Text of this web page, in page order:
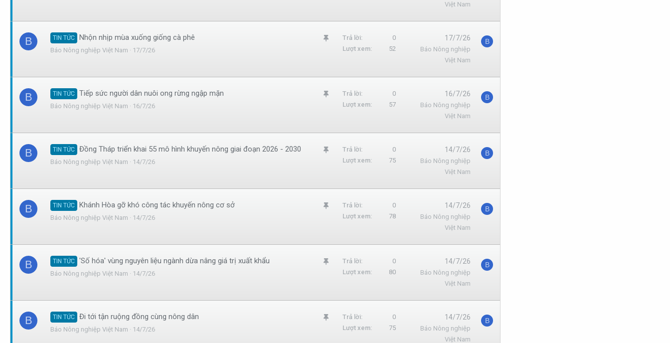
m
Việt Nam
B
G
m
TIN TỨC Nhộn nhịp mùa xuống giống cà phê
Báo Nông nghiệp Việt Nam 17/7/26
Trả lời
0
Lượt xem
52
17/7/26
Báo Nông nghiệp
Việt Nam
B
B
G
m
TIN TỨC Tiếp sức người dân nuôi ong rừng ngập mặn
Báo Nông nghiệp Việt Nam 16/7/26
Trả lời
0
Lượt xem
57
16/7/26
Báo Nông nghiệp
Việt Nam
B
B
G
m
TIN TỨC Đồng Tháp triển khai 55 mô hình khuyến nông giai đoạn 2026 - 2030
Báo Nông nghiệp Việt Nam 14/7/26
Trả lời
0
Lượt xem
75
14/7/26
Báo Nông nghiệp
Việt Nam
B
B
G
m
TIN TỨC Khánh Hòa gỡ khó công tác khuyến nông cơ sở
Báo Nông nghiệp Việt Nam 14/7/26
Trả lời
0
Lượt xem
78
14/7/26
Báo Nông nghiệp
Việt Nam
B
B
G
m
TIN TỨC 'Số hóa' vùng nguyên liệu ngành dừa nâng giá trị xuất khẩu
Báo Nông nghiệp Việt Nam 14/7/26
Trả lời
0
Lượt xem
80
14/7/26
Báo Nông nghiệp
Việt Nam
B
B
G
TIN TỨC Đi tới tận ruộng đồng cùng nông dân
Báo Nông nghiệp Việt Nam 14/7/26
Trả lời
0
Lượt xem
75
14/7/26
Báo Nông nghiệp
Việt Nam
B